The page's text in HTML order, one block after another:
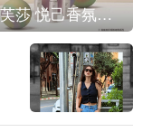
IPSA茵芙莎 悦己香氛凝露上市